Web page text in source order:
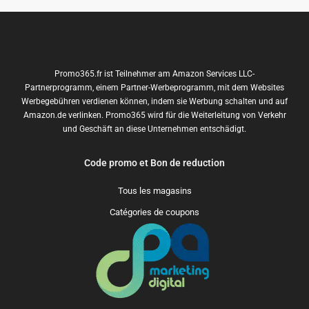
Promo365.fr ist Teilnehmer am Amazon Services LLC-
Partnerprogramm, einem Partner-Werbeprogramm, mit dem Websites
Werbegebühren verdienen können, indem sie Werbung schalten und auf
Amazon.de verlinken. Promo365 wird für die Weiterleitung von Verkehr
und Geschäft an diese Unternehmen entschädigt.
Code promo et Bon de reduction
Tous les magasins
Catégories de coupons